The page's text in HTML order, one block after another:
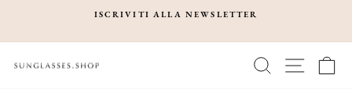
ai
contenuti
ISCRIVITI ALLA NEWSLETTER
CERCA